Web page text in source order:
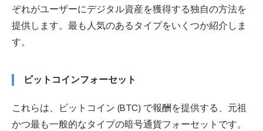
ぞれがユーザーにデジタル資産を獲得する独自の方法を
提供します。最も人気のあるタイプをいくつか紹介しま
す。
ビットコインフォーセット
これらは、ビットコイン (BTC) で報酬を提供する、元祖
かつ最も一般的なタイプの暗号通貨フォーセットです。